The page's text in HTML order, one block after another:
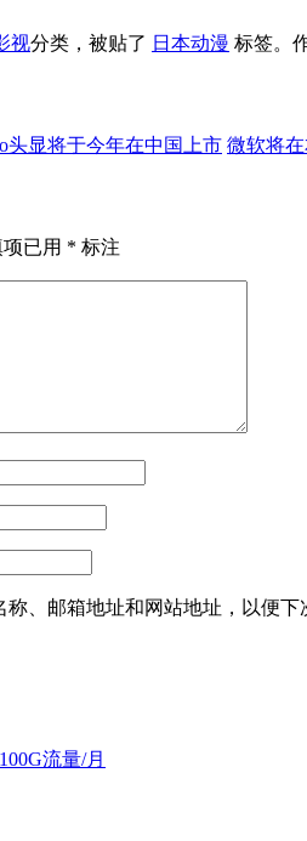
视分类，被贴了 日本动漫 标签。
头显将于今年在中国上市 微软将在
已用 * 标注
、邮箱地址和网站地址，以便下
流量/月